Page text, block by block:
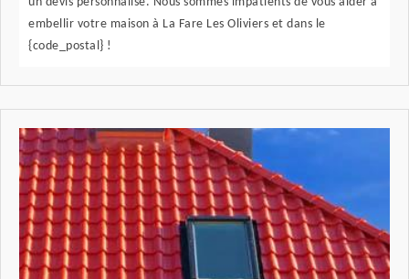
embellir votre maison à La Fare Les Oliviers et dans le
{code_postal} !